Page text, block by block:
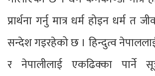
प्रार्थना गर्नु मात्र धर्म होइन धर्म त
सन्देश गइरहेको छ । हिन्दुत्व
र नेपालीलाई एकढिक्का पार्ने